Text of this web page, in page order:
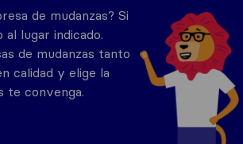
de mudanzas? Si
al lugar indicado.
de mudanzas tanto
calidad y elige la
te convenga.